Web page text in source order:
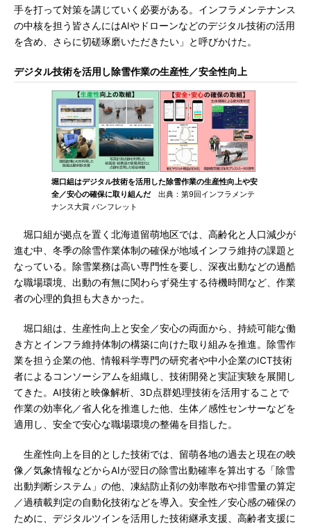
手を打って対策を講じていく必要がある。インフラメンテナンス
の中核を担う皆さんにはAIやドローンなどのデジタル技術の活用
を含め、さらに切磋琢磨いただきたい」と呼びかけた。
デジタル技術を活用し除雪作業の生産性／安全性向上
堀口組はデジタル技術を活用した除雪作業の生産性向上や安
全／安心の確保に取り組んだ出典：第9回インフラメンテ
ナンス大賞 パンフレット
堀口組が拠点を置く北海道留萌地区では、高齢化と人口減少が
進む中、冬季の除雪作業体制の確保が地域インフラ維持の課題と
なっている。除雪業務は高い専門性を要し、深夜出動などの過酷
な職場環境、出動の有無に関わらず発生する待機時間など、作業
者の心理的負担も大きかった。
堀口組は、生産性向上と安全／安心の両面から、持続可能な働
き方とインフラ維持体制の構築に向けた取り組みを推進。除雪作
業を担う企業の他、情報科学専門の研究者や中小企業のICT技術
者によるコンソーシアムを組織し、技術開発と実証実験を展開し
てきた。AI技術と映像解析、3D点群処理技術を活用することで
作業の効率化／省人化を推進した他、生体／感性センサーなどを
適用し、安全で安心な職場環境の整備を目指した。
生産性向上を目的とした技術では、留萌各地の過去と現在の映
像／気象情報などからAIが翌日の除雪出動確率を算出する「除雪
出動判断システム」の他、凍結防止剤の効率散布や排雪量の算定
／過積載判定の自動化技術などを導入。安全性／安心感の確保の
ために、デジタルツインを活用した技術継承支援、高齢者支援に